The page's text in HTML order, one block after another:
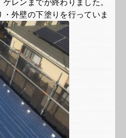
レンまでが終わりました。
外壁の下塗りを行っていま